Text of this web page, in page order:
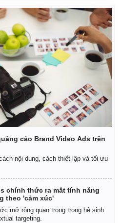
Đời sống
Nhà đẹp
Blog
Tình yêu - Gia đình
cáo Brand Video Ads trên
nội dung, cách thiết lập và tối ưu
chính thức ra mắt tính năng
theo 'cảm xúc'
mở rộng quan trọng trong hệ sinh
targeting.